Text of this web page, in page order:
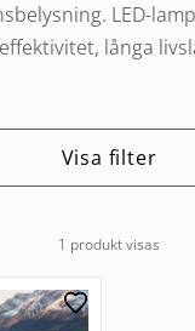
LED-
långa
Visa filter
1 produkt visas